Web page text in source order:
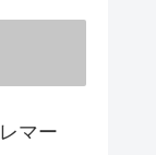
マー